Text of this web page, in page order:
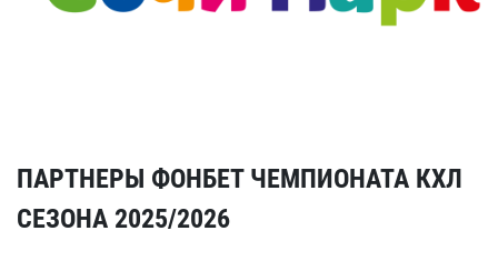
ПАРТНЕРЫ ФОНБЕТ ЧЕМПИОНАТА КХЛ
СЕЗОНА 2025/2026